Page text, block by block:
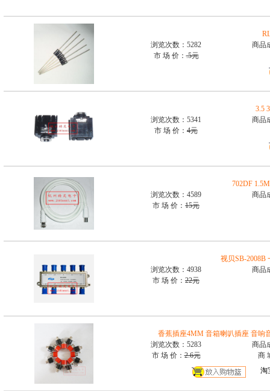
浏览次数：5282
商品
市 场 价：.5元
3.5
浏览次数：5341
商品
市 场 价： 4元
702DF
浏览次数：4589
商品
市 场 价： 15元
视贝SB-2008B
浏览次数：4938
商品
市 场 价： 22元
香蕉插座4MM 音箱喇叭插座 音响
浏览次数：5283
商品
市 场 价：2.6元
商
淘